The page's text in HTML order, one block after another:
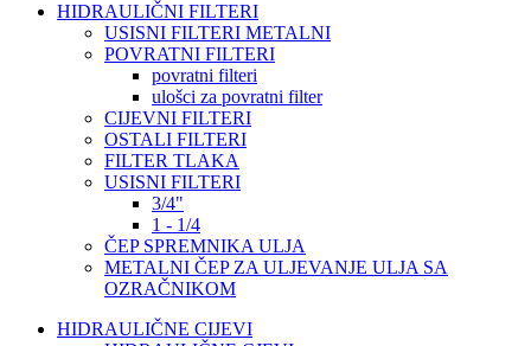
HIDRAULIČNI FILTERI
USISNI FILTERI METALNI
POVRATNI FILTERI
povratni filteri
ulošci za povratni filter
CIJEVNI FILTERI
OSTALI FILTERI
FILTER TLAKA
USISNI FILTERI
3/4"
1 - 1/4
ČEP SPREMNIKA ULJA
METALNI ČEP ZA ULJEVANJE ULJA SA
OZRAČNIKOM
HIDRAULIČNE CIJEVI